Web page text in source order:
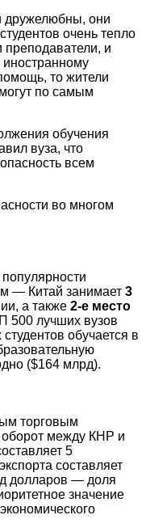
дружелюбны, они
очень тепло
преподаватели, и
иностранному
то жители
по самым
обучения
вуза, что
всем
во многом
— Китай занимает 3
а также 2-е место
500 лучших вузов
обучается в
($164 млрд).
торговым
оборот между КНР и
5
составляет
долларов — доля
значение